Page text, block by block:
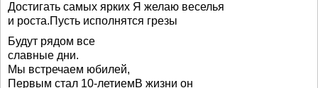
Достигать самых ярких Я желаю веселья
и роста.Пусть исполнятся грезы
Будут рядом все
славные дни.
Мы встречаем юбилей,
Первым стал 10-летиемВ жизни он